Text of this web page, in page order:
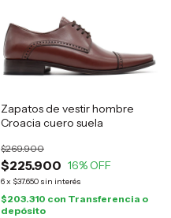
Zapatos de vestir hombre
Croacia cuero suela
$225.900
$269.900
16% OFF
6x $37.650 sin interés
$203.310 con Transferencia o
depósito